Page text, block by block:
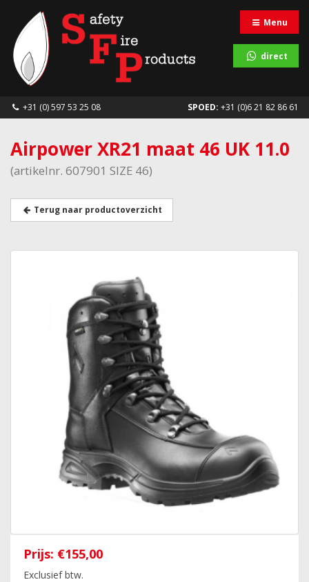
Menu
direct
+31 (0) 597 53 25 08 SPOED: +31 (0)6 21 82 86 61
Airpower XR21 maat 46 UK 11.0
(artikelnr. 607901 SIZE 46)
Terug naar productoverzicht
Prijs: €155,00
Exclusief btw.